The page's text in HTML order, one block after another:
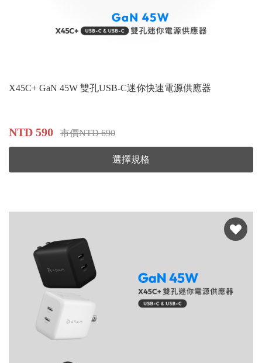
X45C+ GaN 45W 雙孔USB-C迷你快速電源供應器
NTD 590 市價NTD 690
選擇規格